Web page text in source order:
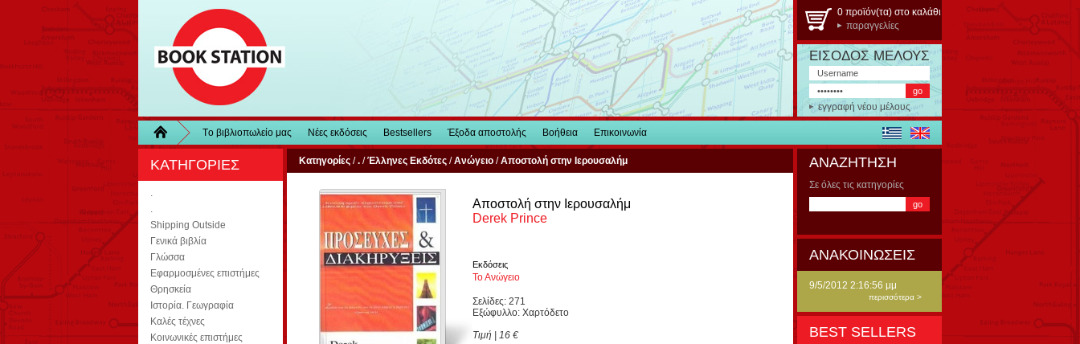
0 προϊόν(τα) στο καλάθι
παραγγελίες
ΕΙΣΟΔΟΣ ΜΕΛΟΥΣ
εγγραφή νέου μέλους
Τo βιβλιοπωλείo μας Νέες εκδόσεις Bestsellers Έξοδα αποστολής Βοήθεια Επικοινωνία
ΚΑΤΗΓΟΡΙΕΣ
.
.
Shipping Outside
Γενικά βιβλία
Γλώσσα
Εφαρμοσμένες επιστήμες
Θρησκεία
Ιστορία. Γεωγραφία
Καλές τέχνες
Κοινωνικές επιστήμες
Κατηγορίες /. /Έλληνες Εκδότες /Ανώγειο /Αποστολή στην Ιερουσαλήμ
Αποστολή στην Ιερουσαλήμ
Derek Prince
Εκδόσεις
Το Ανώγειο
Σελίδες: 271
Εξώφυλλο: Χαρτόδετο
Τιμή | 16 €
ΑΝΑΖΗΤΗΣΗ
Σε όλες τις κατηγορίες
ΑΝΑΚΟΙΝΩΣΕΙΣ
9/5/2012 2:16:56 μμ
περισσότερα >
BEST SELLERS